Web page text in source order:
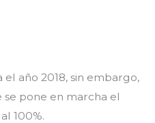
el año 2018, sin embargo,
se pone en marcha el
100%.